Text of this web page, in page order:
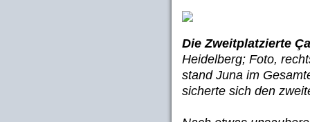
Die Zweitplatzierte
Heidelberg; Foto,
stand Juna im
sicherte sich den